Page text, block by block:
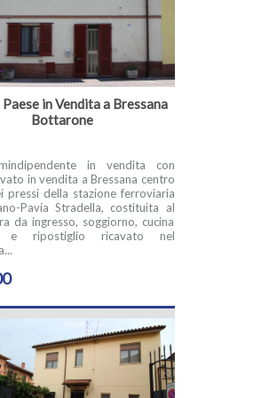
Paese in Vendita a Bressana
Bottarone
in vendita con
in vendita a Bressana centro
pressi della stazione ferroviaria
Pavia Stradella, costituita al
da ingresso, soggiorno, cucina
e ripostiglio ricavato nel